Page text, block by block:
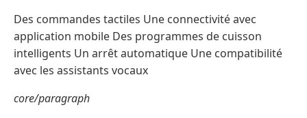
Des commandes tactiles Une connectivité avec
application mobile Des programmes de cuisson
intelligents Un arrêt automatique Une compatibilité
avec les assistants vocaux
core/paragraph